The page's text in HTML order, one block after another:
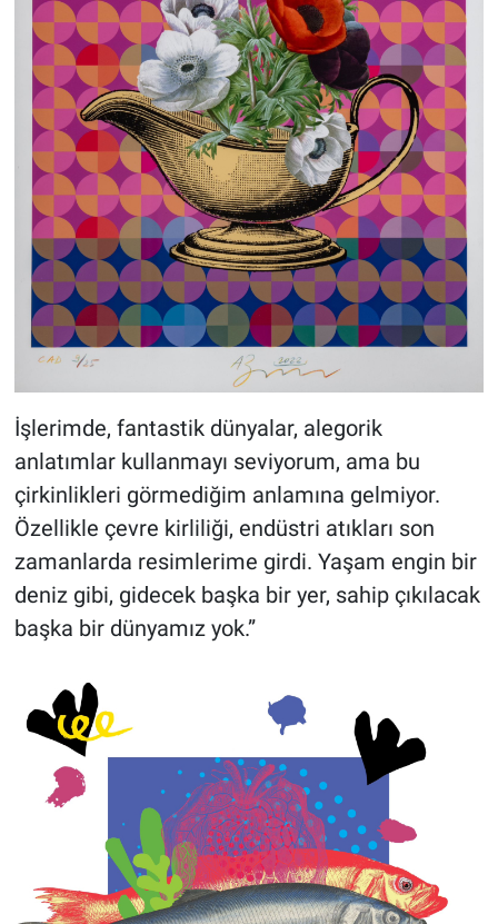
İşlerimde, fantastik dünyalar, alegorik
anlatımlar kullanmayı seviyorum, ama bu
çirkinlikleri görmediğim anlamına gelmiyor.
Özellikle çevre kirliliği, endüstri atıkları son
zamanlarda resimlerime girdi. Yaşam engin bir
deniz gibi, gidecek başka bir yer, sahip çıkılacak
başka bir dünyamız yok.”